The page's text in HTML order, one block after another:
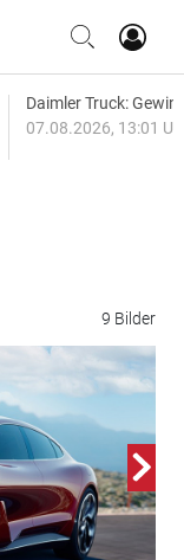
Daimler Truck:
07.08.2026, 13:01
9 Bilder